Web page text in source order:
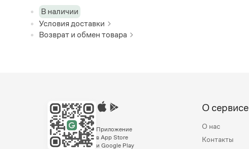
В наличии
Условия доставки
Возврат и обмен товара
Приложение
в App Store
и Google Play
О сервисе
О нас
Контакты